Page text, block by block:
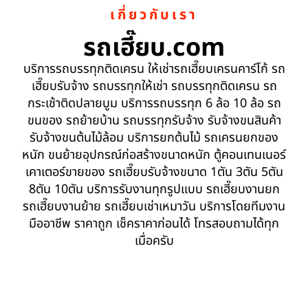
เกี่ยวกับเรา
รถเฮี๊ยบ.com
บริการรถบรรทุกติดเครน ให้เช่ารถเฮี๊ยบเครนคาร์โก้ รถ
เฮี๊ยบรับจ้าง รถบรรทุกให้เช่า รถบรรทุกติดเครน รถ
กระเช้าติดปลายบูม บริการรถบรรทุก 6 ล้อ 10 ล้อ รถ
ขนของ รถย้ายบ้าน รถบรรทุกรับจ้าง รับจ้างขนสินค้า
รับจ้างขนต้นไม้ล้อม บริการยกต้นไม้ รถเครนยกของ
หนัก ขนย้ายอุปกรณ์ก่อสร้างขนาดหนัก ตู้คอนเทนเนอร์
เคาเตอร์ขายของ รถเฮี๊ยบรับจ้างขนาด 1ตัน 3ตัน 5ตัน
8ตัน 10ตัน บริการรับงานทุกรูปแบบ รถเฮี๊ยบงานยก
รถเฮี๊ยบงานย้าย รถเฮี๊ยบเช่าเหมาวัน บริการโดยทีมงาน
มืออาชีพ ราคาถูก เช็คราคาก่อนได้ โทรสอบถามได้ทุก
เมื่อครับ